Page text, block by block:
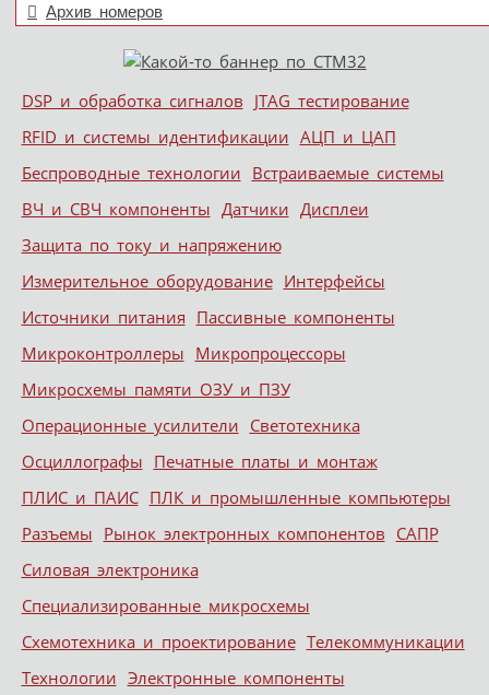
Архив номеров
Меню
Skip to content
DSP и обработка сигналов JTAG тестирование
RFID и системы идентификации АЦП и ЦАП
Беспроводные технологии Встраиваемые системы
ВЧ и СВЧ компоненты Датчики Дисплеи
Защита по току и напряжению
Измерительное оборудование Интерфейсы
Источники питания Пассивные компоненты
Микроконтроллеры Микропроцессоры
Микросхемы памяти ОЗУ и ПЗУ
Операционные усилители Светотехника
Осциллографы Печатные платы и монтаж
ПЛИС и ПАИС ПЛК и промышленные компьютеры
Разъемы Рынок электронных компонентов САПР
Силовая электроника
Специализированные микросхемы
Схемотехника и проектирование Телекоммуникации
Технологии Электронные компоненты